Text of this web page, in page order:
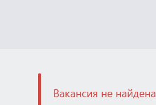
Вакансия не найдена